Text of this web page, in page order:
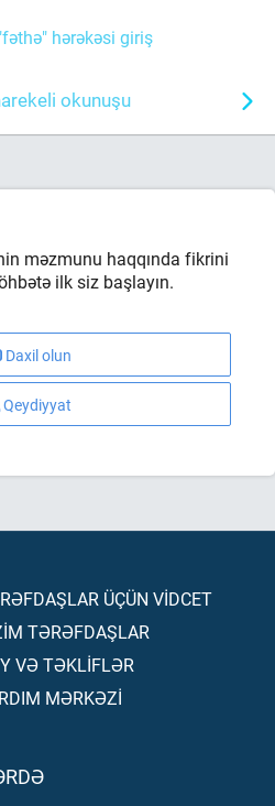
hərəkəsi giriş
okunuşu
məzmunu haqqında fikrini
ilk siz başlayın.
Daxil olun
Qeydiyyat
ÜÇÜN VİDCET
TƏRƏFDAŞLAR
VƏ TƏKLİFLƏR
MƏRKƏZİ